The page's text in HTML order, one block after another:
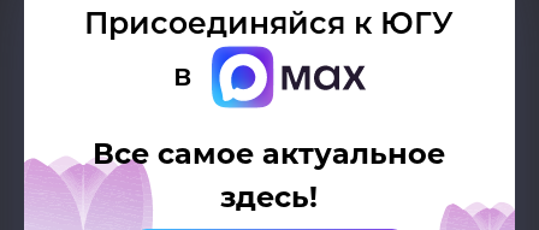
Присоединяйся к ЮГУ
в
Все самое актуальное
здесь!